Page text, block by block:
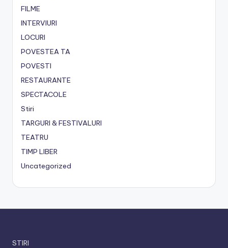
FILME
INTERVIURI
LOCURI
POVESTEA TA
POVESTI
RESTAURANTE
SPECTACOLE
Stiri
TARGURI & FESTIVALURI
TEATRU
TIMP LIBER
Uncategorized
STIRI